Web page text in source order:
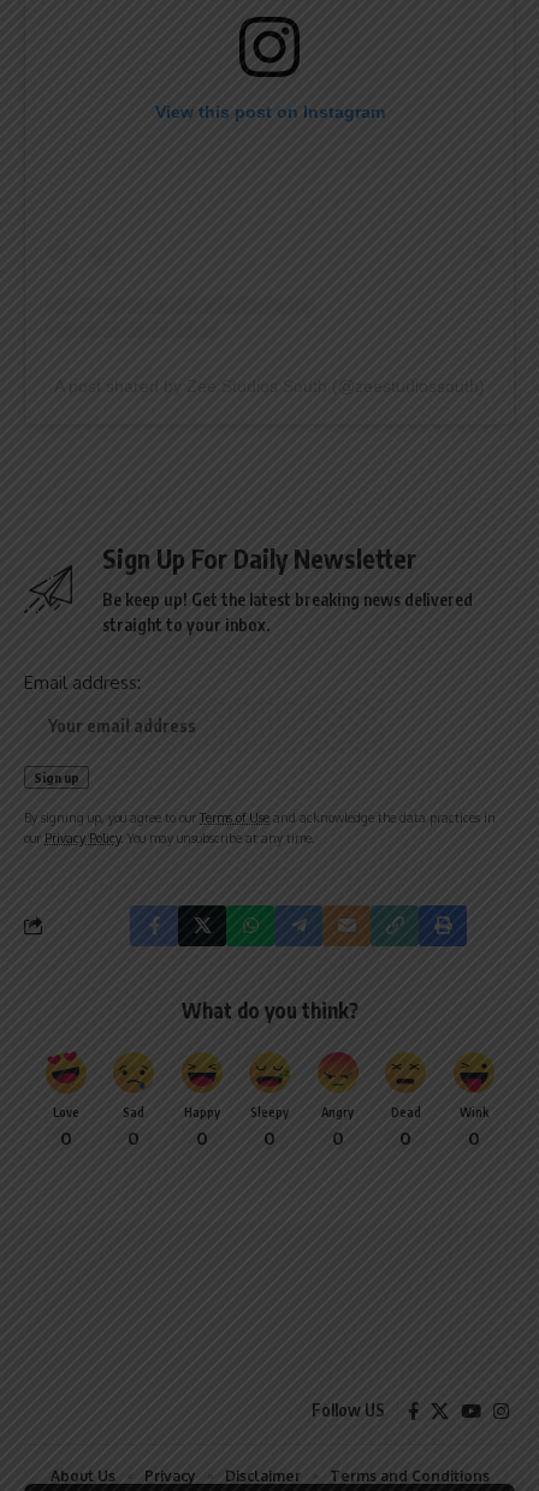
View this post on Instagram
A post shared by Zee Studios South (@zeestudiossouth)
Sign Up For Daily Newsletter
Be keep up! Get the latest breaking news delivered
straight to your inbox.
Email address:
By signing up, you agree to our Terms of Use and acknowledge the data practices in
our Privacy Policy. You may unsubscribe at any time.
What do you think?
Love
0
Sad
0
Happy
0
Sleepy
0
Angry
0
Dead
0
Wink
0
Follow US
About Us Privacy Disclaimer Terms and Conditions